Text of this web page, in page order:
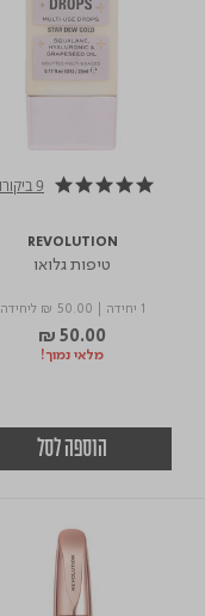
5.0 star rating 9 ביקורות
REVOLUTION
טיפות גלואו
1 יחידה ₪ 50.00 ליחידה
₪ 50.00
מלאי נמוך!
הוספה לסל